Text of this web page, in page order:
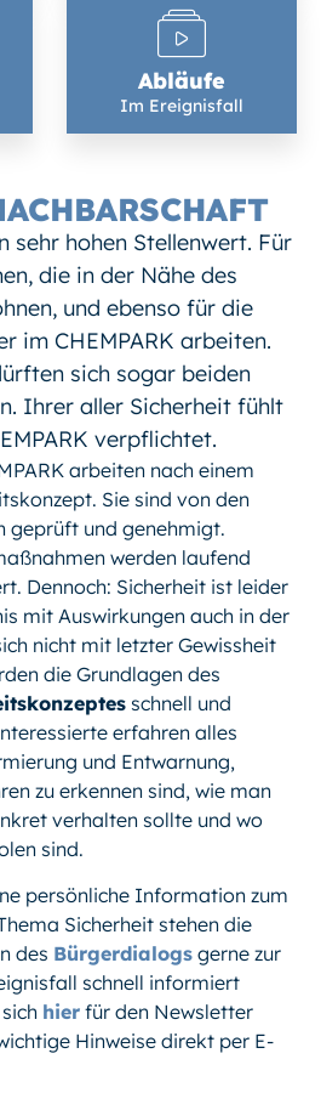
Abläufe
Im Ereignisfall
sehr hohen Stellenwert. Für
die in der Nähe des
und ebenso für die
im CHEMPARK arbeiten.
sich sogar beiden
Ihrer aller Sicherheit fühlt
verpflichtet.
arbeiten nach einem
Sie sind von den
geprüft und genehmigt.
werden laufend
Dennoch: Sicherheit ist leider
mit Auswirkungen auch in der
nicht mit letzter Gewissheit
die Grundlagen des
schnell und
erfahren alles
und Entwarnung,
zu erkennen sind, wie man
verhalten sollte und wo
sind.
persönliche Information zum
Sicherheit stehen die
des Bürgerdialogs gerne zur
schnell informiert
hier für den Newsletter
Hinweise direkt per E-